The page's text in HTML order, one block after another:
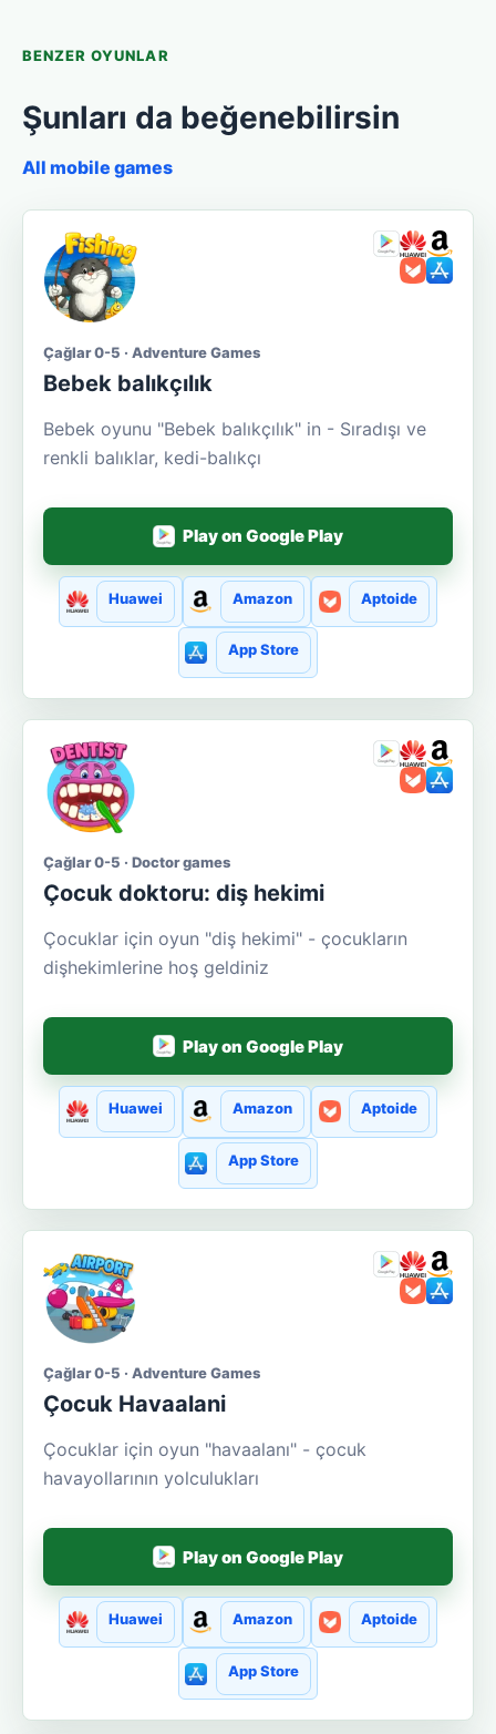
BENZER OYUNLAR
Şunları da beğenebilirsin
All mobile games
Çağlar 0-5 · Adventure Games
Bebek balıkçılık
Bebek oyunu "Bebek balıkçılık" in - Sıradışı ve
renkli balıklar, kedi-balıkçı
Play on Google Play
Huawei Amazon Aptoide
App Store
Çağlar 0-5 · Doctor games
Çocuk doktoru: diş hekimi
Çocuklar için oyun "diş hekimi" - çocukların
dişhekimlerine hoş geldiniz
Play on Google Play
Huawei Amazon Aptoide
App Store
Çağlar 0-5 · Adventure Games
Çocuk Havaalani
Çocuklar için oyun "havaalanı" - çocuk
havayollarının yolculukları
Play on Google Play
Huawei Amazon Aptoide
App Store